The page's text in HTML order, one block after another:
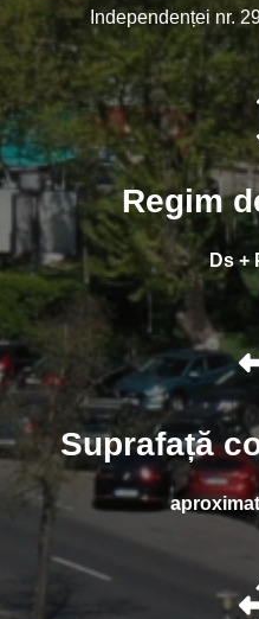
Independenței nr.
Regim
Ds +
Suprafață